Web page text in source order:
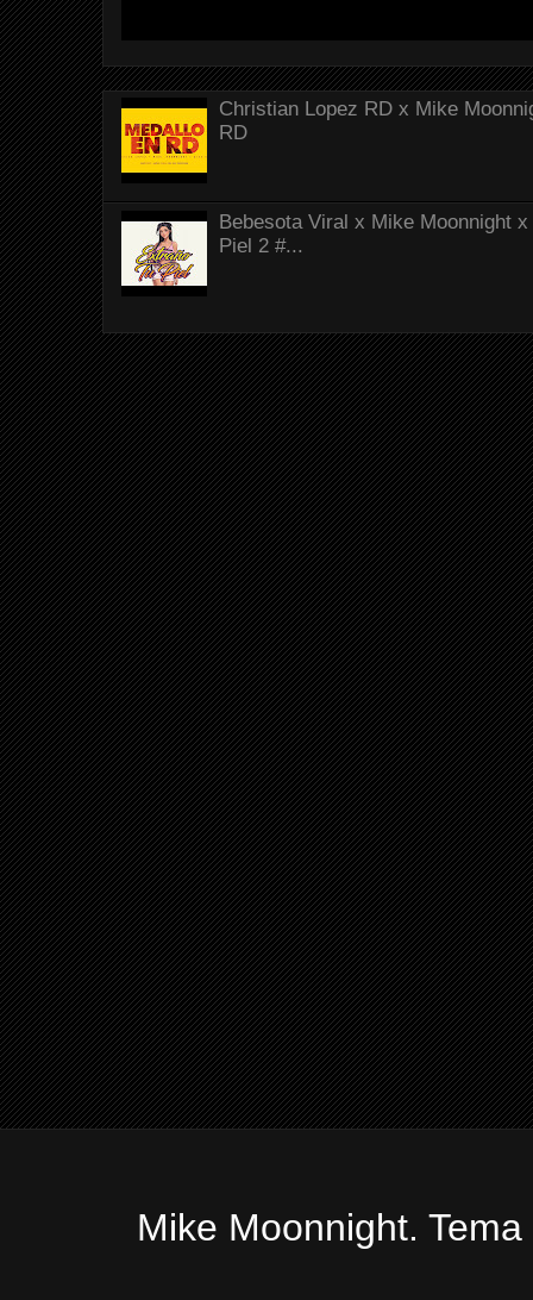
Christian Lopez RD x Mike
RD
Bebesota Viral x Mike Moonnight
Piel 2 #...
Mike Moonnight.